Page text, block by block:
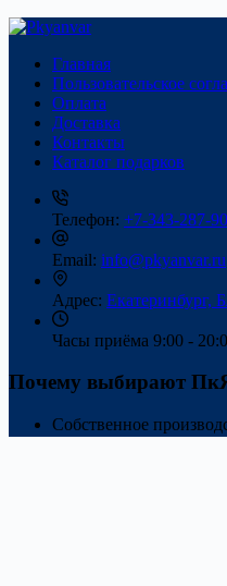
Главная
Пользовательское
Оплата
Доставка
Контакты
Каталог подарков
Телефон: +7-343-287-
Email: info@pkyanvar.ru
Адрес: Екатеринбург,
Часы приёма 9:00 -
Почему выбирают
Собственное